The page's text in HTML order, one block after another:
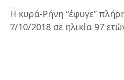
Η κυρά-Ρήνη “έφυγε”
7/10/2018 σε ηλικία 97